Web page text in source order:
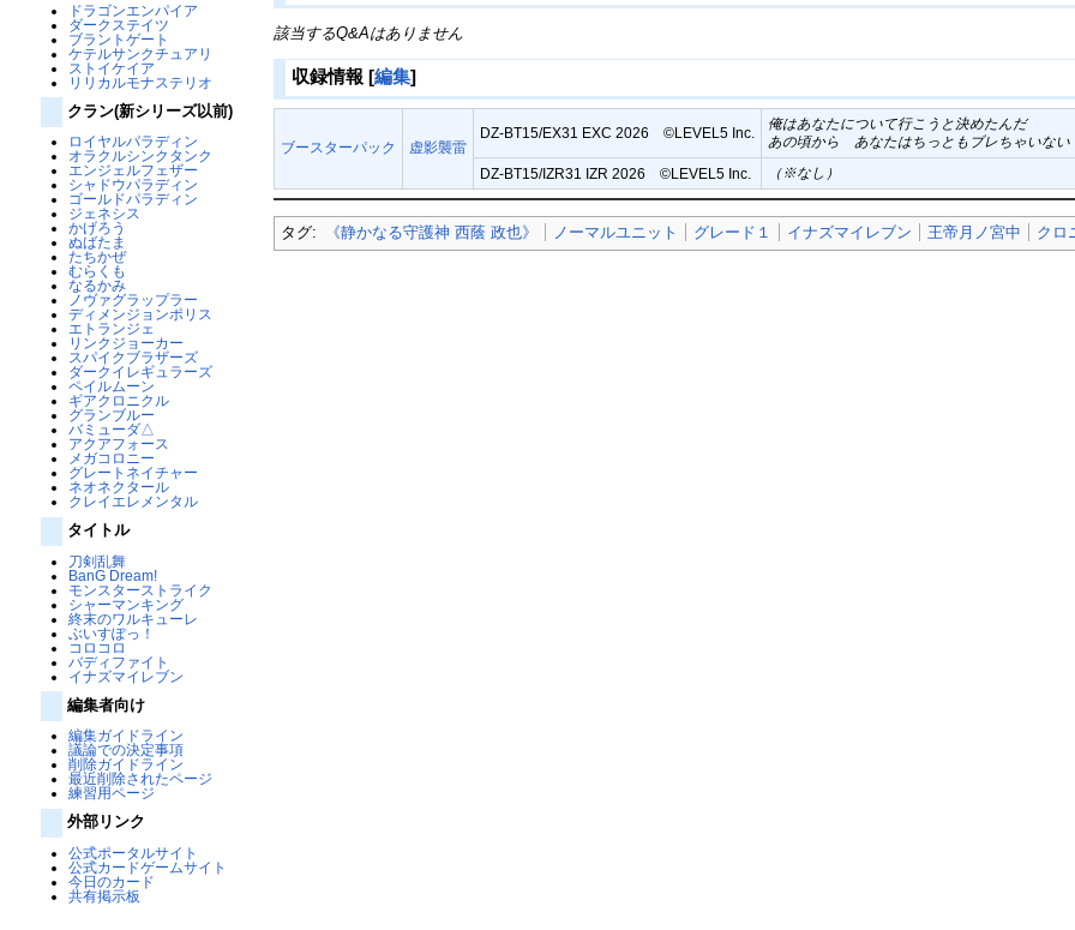
ドラゴンエンパイア
ダークステイツ
ブラントゲート
ケテルサンクチュアリ
ストイケイア
リリカルモナステリオ
クラン(新シリーズ以前)
ロイヤルパラディン
オラクルシンクタンク
エンジェルフェザー
シャドウパラディン
ゴールドパラディン
ジェネシス
かげろう
ぬばたま
たちかぜ
むらくも
なるかみ
ノヴァグラップラー
ディメンジョンポリス
エトランジェ
リンクジョーカー
スパイクブラザーズ
ダークイレギュラーズ
ペイルムーン
ギアクロニクル
グランブルー
バミューダ△
アクアフォース
メガコロニー
グレートネイチャー
ネオネクタール
クレイエレメンタル
タイトル
刀剣乱舞
BanG Dream!
モンスターストライク
シャーマンキング
終末のワルキューレ
ぶいすぽっ！
コロコロ
バディファイト
イナズマイレブン
編集者向け
編集ガイドライン
議論での決定事項
削除ガイドライン
最近削除されたページ
練習用ページ
外部リンク
公式ポータルサイト
公式カードゲームサイト
今日のカード
共有掲示板
該当するQ&Aはありません
収録情報 [編集]
ブースターパック 虚影襲雷
DZ-BT15/EX31 EXC 2026 ©︎LEVEL5 Inc.
俺はあなたについて行こうと決めたんだ
あの頃から あなたはちっともブレちゃいない
DZ-BT15/IZR31 IZR 2026 ©︎LEVEL5 Inc. （※なし）
タグ: 《静かなる守護神 西蔭 政也》 ノーマルユニット グレード１ イナズマイレブン 王帝月ノ宮中 クロ